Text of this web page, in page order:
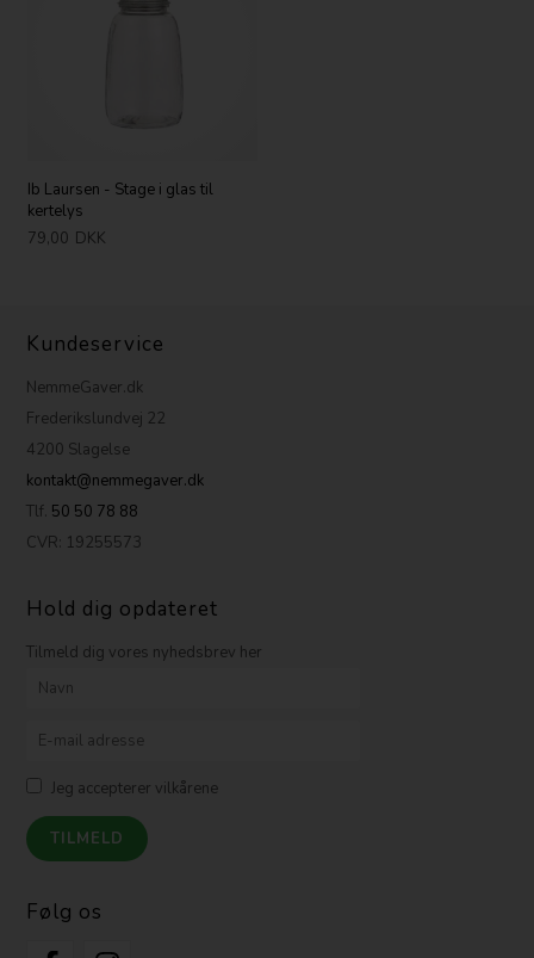
Ib Laursen - Stage i glas til
kertelys
79,00 DKK
Kundeservice
NemmeGaver.dk
Frederikslundvej 22
4200 Slagelse
kontakt@nemmegaver.dk
Tlf. 50 50 78 88
CVR: 19255573
Hold dig opdateret
Tilmeld dig vores nyhedsbrev her
Jeg accepterer vilkårene
Følg os